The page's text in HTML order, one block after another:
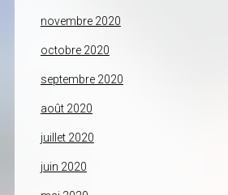
novembre 2020
octobre 2020
septembre 2020
août 2020
juillet 2020
juin 2020